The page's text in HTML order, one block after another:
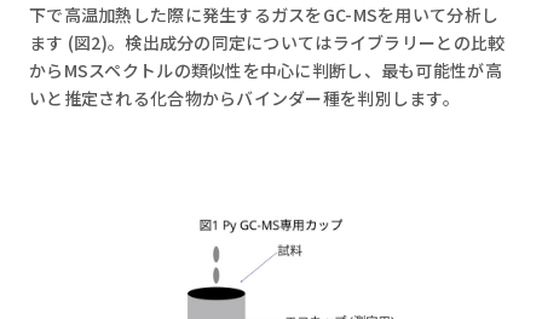
下で高温加熱した際に発生するガスをGC-MSを用いて分析し
ます (図2)。検出成分の同定についてはライブラリーとの比較
からMSスペクトルの類似性を中心に判断し、最も可能性が高
いと推定される化合物からバインダー種を判別します。